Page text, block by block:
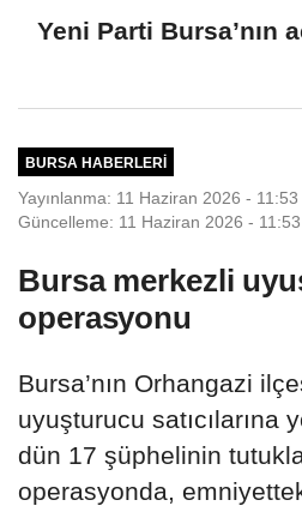
Yeni Parti Bursa’nın
BURSA HABERLERI
Yayınlanma: 11 Haziran 2026 - 11:53
Güncelleme: 11 Haziran 2026 - 11:53
Bursa merkezli
operasyonu
Bursa’nın Orhangazi
uyuşturucu satıcılarına
dün 17 şüphelinin
operasyonda,